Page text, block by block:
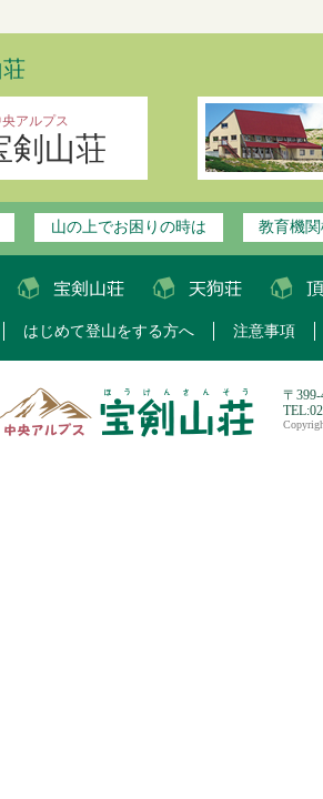
アルプス
剣山荘
山の上でお困りの時は 教育機
はじめて登山をする方へ 注意事項
〒